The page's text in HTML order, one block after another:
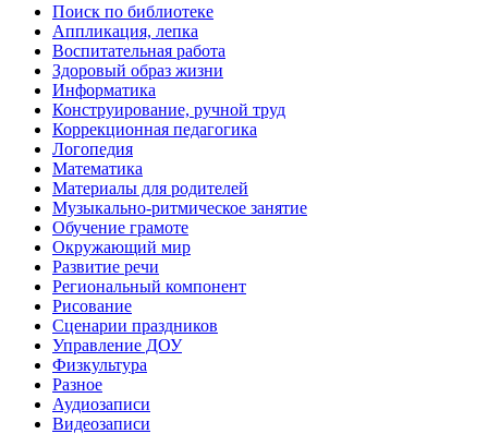
Поиск по библиотеке
Аппликация, лепка
Воспитательная работа
Здоровый образ жизни
Информатика
Конструирование, ручной труд
Коррекционная педагогика
Логопедия
Математика
Материалы для родителей
Музыкально-ритмическое занятие
Обучение грамоте
Окружающий мир
Развитие речи
Региональный компонент
Рисование
Сценарии праздников
Управление ДОУ
Физкультура
Разное
Аудиозаписи
Видеозаписи